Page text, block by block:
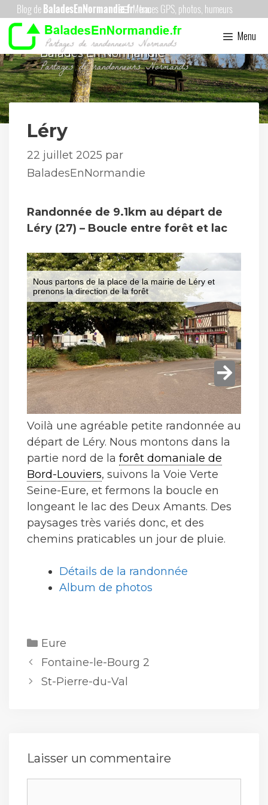
Aller
au
contenu
Menu
Menu
Balades En Normandie
Léry
22 juillet 2025 par
BaladesEnNormandie
Randonnée de 9.1km au départ de
Léry (27) – Boucle entre forêt et lac
Voilà une agréable petite randonnée au
départ de Léry. Nous montons dans la
partie nord de la forêt domaniale de
Bord-Louviers, suivons la Voie Verte
Seine-Eure, et fermons la boucle en
longeant le lac des Deux Amants. Des
paysages très variés donc, et des
chemins praticables un jour de pluie.
Détails de la randonnée
Album de photos
Catégories
Eure
Fontaine-le-Bourg 2
St-Pierre-du-Val
Laisser un commentaire